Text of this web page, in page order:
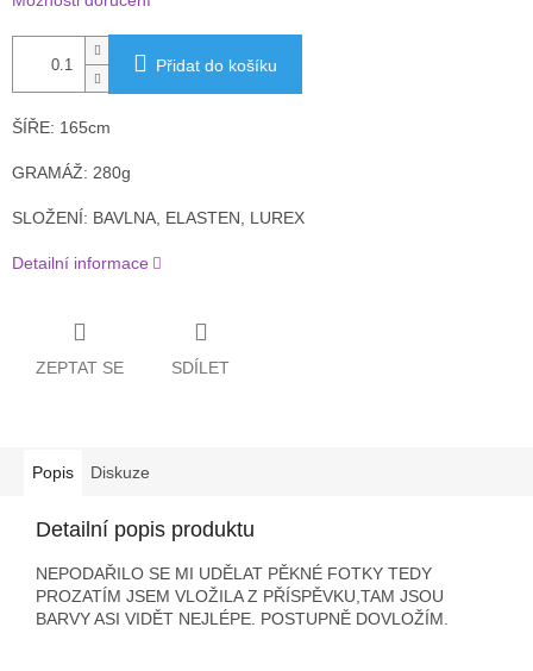
Přidat do košíku
ŠÍŘE: 165cm
GRAMÁŽ: 280g
SLOŽENÍ: BAVLNA, ELASTEN, LUREX
Detailní informace
ZEPTAT SE SDÍLET
Popis Diskuze
Detailní popis produktu
NEPODAŘILO SE MI UDĚLAT PĚKNÉ FOTKY TEDY
PROZATÍM JSEM VLOŽILA Z PŘÍSPĚVKU,TAM JSOU
BARVY ASI VIDĚT NEJLÉPE. POSTUPNĚ DOVLOŽÍM.